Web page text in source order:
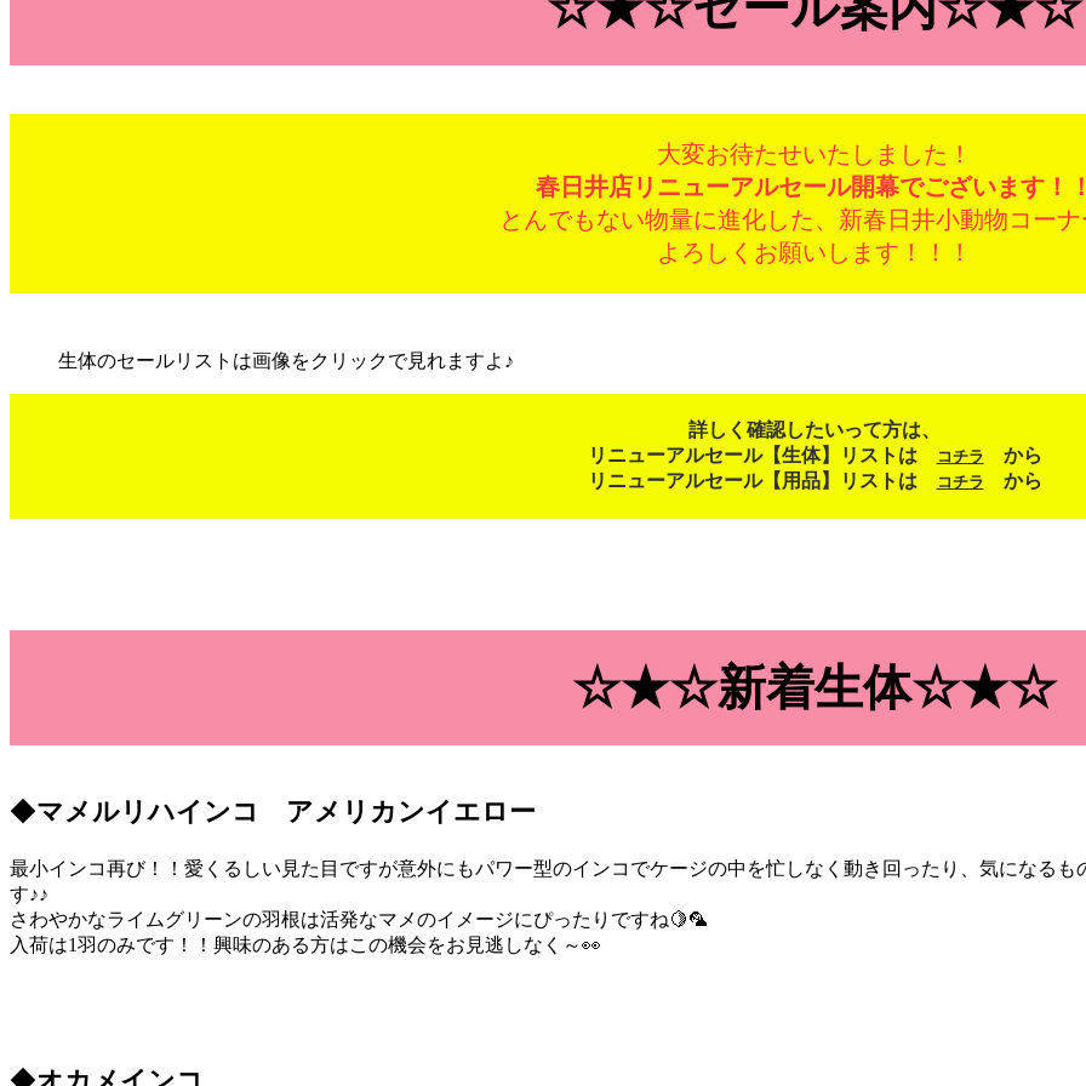
大変お待たせいたしました！
春日井店リニューアルセール開幕でございます！
とんでもない物量に進化した、新春日井小動物コー
よろしくお願いします！！！
生体のセールリストは画像をクリックで見れますよ♪
詳しく確認したいって方は、
リニューアルセール【生体】リストは
コチラ から
リニューアルセール【用品】リストは
コチラ から
☆★☆新着生体☆★☆
◆マメルリハインコ アメリカンイエロー
最小インコ再び！！愛くるしい見た目ですが意外にもパワー型のインコでケージの中を忙しなく動き回ったり、気になる
す♪♪
さわやかなライムグリーンの羽根は活発なマメのイメージにぴったりですね🍋🦜
入荷は1羽のみです！！興味のある方はこの機会をお見逃しなく～👀